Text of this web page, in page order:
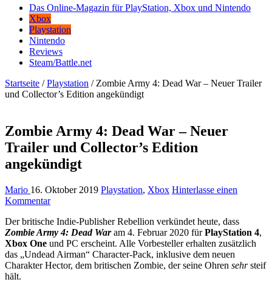
Das Online-Magazin für PlayStation, Xbox und Nintendo
Xbox
Playstation
Nintendo
Reviews
Steam/Battle.net
Startseite / Playstation / Zombie Army 4: Dead War – Neuer Trailer
und Collector’s Edition angekündigt
Zombie Army 4: Dead War – Neuer
Trailer und Collector’s Edition
angekündigt
Mario 16. Oktober 2019 Playstation, Xbox Hinterlasse einen
Kommentar
Der britische Indie-Publisher Rebellion verkündet heute, dass
Zombie Army 4: Dead Waram 4. Februar 2020 fürPlayStation 4,
Xbox One und PC erscheint. Alle Vorbesteller erhalten zusätzlich
das „Undead Airman“ Character-Pack, inklusive dem neuen
Charakter Hector, dem britischen Zombie, der seine Ohren sehrsteif
hält.